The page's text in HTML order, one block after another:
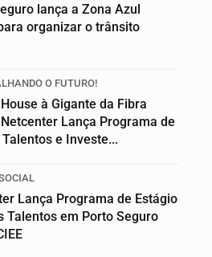
lança a Zona Azul
organizar o trânsito
O FUTURO!
à Gigante da Fibra
Lança Programa de
e Investe...
Lança Programa de Estágio
Talentos em Porto Seguro